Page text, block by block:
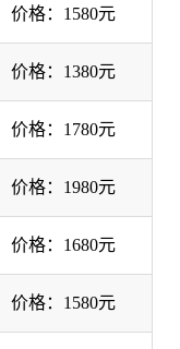
价格：1580元
价格：1380元
价格：1780元
价格：1980元
价格：1680元
价格：1580元